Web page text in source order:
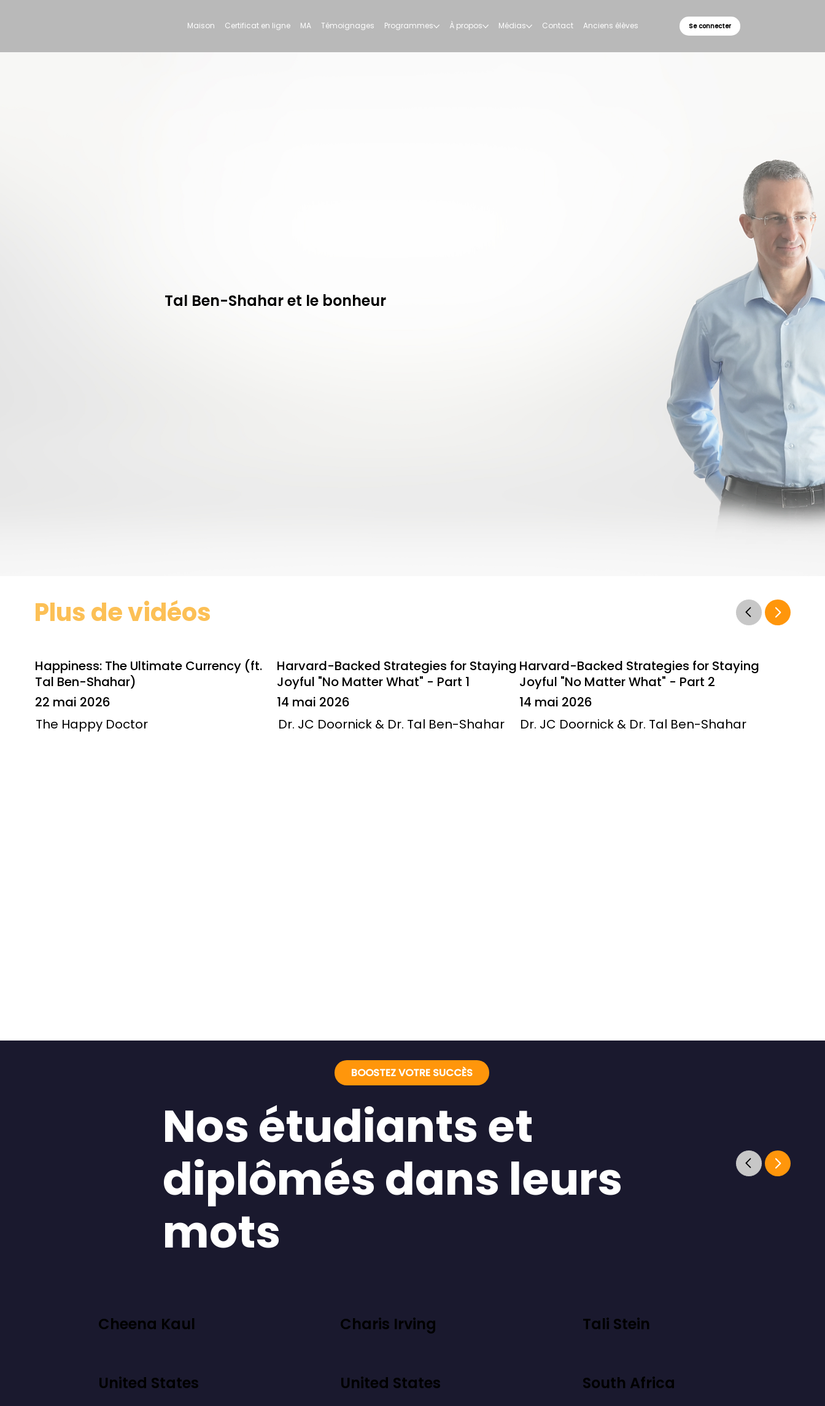
Maison Certificat en ligne MA Témoignages Programmes À propos Médias Contact Anciens élèves Se connecter
Tal Ben-Shahar et le bonheur
Plus de vidéos
Happiness: The Ultimate Currency (ft.
Tal Ben-Shahar)
22 mai 2026
The Happy Doctor
Harvard-Backed Strategies for Staying
Joyful "No Matter What" - Part 1
14 mai 2026
Dr. JC Doornick & Dr. Tal Ben-Shahar
Harvard-Backed Strategies for Staying
Joyful "No Matter What" - Part 2
14 mai 2026
Dr. JC Doornick & Dr. Tal Ben-Shahar
BOOSTEZ VOTRE SUCCÈS
Nos étudiants et
diplômés dans leurs
mots
Cheena Kaul
United States
Charis Irving
United States
Tali Stein
South Africa